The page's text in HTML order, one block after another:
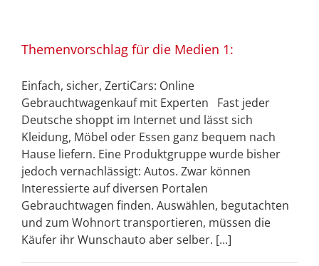
Themenvorschlag für die Medien 1:
Einfach, sicher, ZertiCars: Online
Gebrauchtwagenkauf mit Experten Fast jeder
Deutsche shoppt im Internet und lässt sich
Kleidung, Möbel oder Essen ganz bequem nach
Hause liefern. Eine Produktgruppe wurde bisher
jedoch vernachlässigt: Autos. Zwar können
Interessierte auf diversen Portalen
Gebrauchtwagen finden. Auswählen, begutachten
und zum Wohnort transportieren, müssen die
Käufer ihr Wunschauto aber selber. [...]